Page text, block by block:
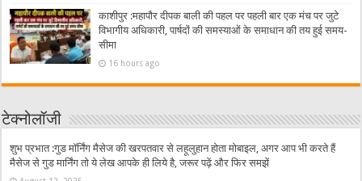
काशीपुर :महापौर दीपक बाली की पहल पर पहली बार एक मंच पर जुटे
विभागीय अधिकारी, पार्षदों की समस्याओं के समाधान की तय हुई समय-
सीमा
16 hours ago
टेक्नोलॉजी
शुभ प्रभात :गुड मॉर्निंग मैसेज की खरपतवार से लहूलुहान होता मोबाइल, अगर आप भी करते हैं
मैसेज से गुड मार्निंग तो ये लेख आपके ही लिये है, जरूर पढ़ें और फिर समझें